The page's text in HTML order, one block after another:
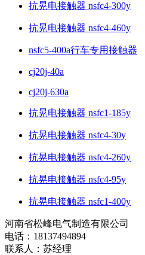
抗晃电接触器 nsfc4-300y
抗晃电接触器 nsfc4-460y
nsfc5-400a行车专用接触器
cj20j-40a
cj20j-630a
抗晃电接触器 nsfc1-185y
抗晃电接触器 nsfc4-30y
抗晃电接触器 nsfc4-260y
抗晃电接触器 nsfc4-95y
抗晃电接触器 nsfc1-400y
河南省松峰电气制造有限公司
电话：18137494894
联系人：苏经理